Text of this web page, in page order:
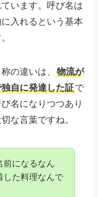
います。呼び名は
入れるという基本
の違いは、物流が
自に発達した証で
名になりつつあり
な言葉ですね。
前になるなん
した料理なんで